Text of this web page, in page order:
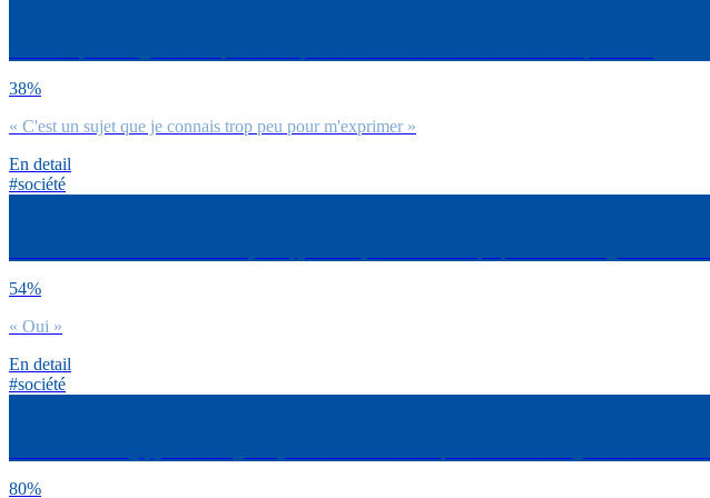
38%
« C'est un sujet que je connais trop peu pour m'exprimer »
En detail
#société
54%
« Oui »
En detail
#société
80%